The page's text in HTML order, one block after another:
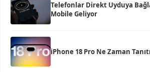
Telefonlar Direkt Uyduya
Mobile Geliyor
iPhone 18 Pro Ne Zaman